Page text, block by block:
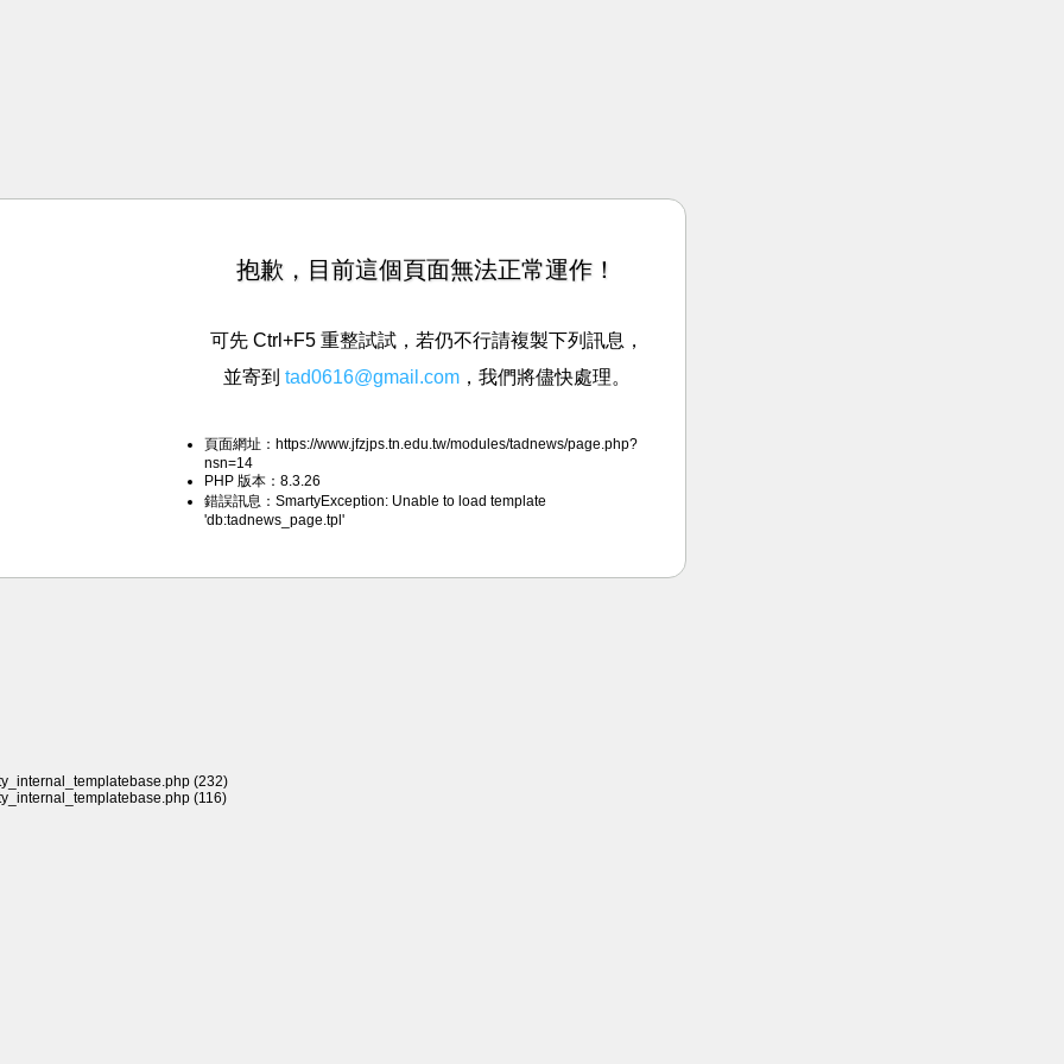
抱歉，目前這個頁面無法正常運作！
可先 Ctrl+F5 重整試試，若仍不行請複製下列訊息，
並寄到 tad0616@gmail.com，我們將儘快處理。
頁面網址：https://www.jfzjps.tn.edu.tw/modules/tadnews/page.php?
nsn=14
PHP 版本：8.3.26
錯誤訊息：SmartyException: Unable to load template
'db:tadnews_page.tpl'
(232)
(116)